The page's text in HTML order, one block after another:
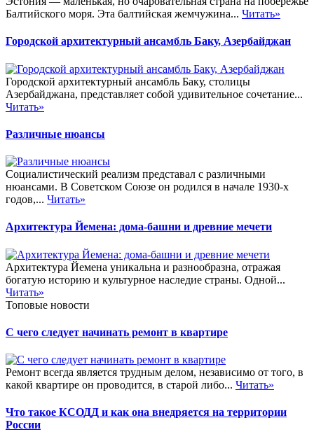
Балтийского моря. Эта балтийская жемчужина... Читать»
Городской архитектурный ансамбль Баку, Азербайджан
Городской архитектурный ансамбль Баку, столицы
Азербайджана, представляет собой удивительное сочетание...
Читать»
Различные нюансы
Социалистический реализм представал с различными
нюансами. В Советском Союзе он родился в начале 1930-х
годов,... Читать»
Архитектура Йемена: дома-башни и древние мечети
Архитектура Йемена уникальна и разнообразна, отражая
богатую историю и культурное наследие страны. Одной...
Читать»
Топовые новости
С чего следует начинать ремонт в квартире
Ремонт всегда является трудным делом, независимо от того, в
какой квартире он проводится, в старой либо... Читать»
Что такое КСОДД и как она внедряется на территории
России